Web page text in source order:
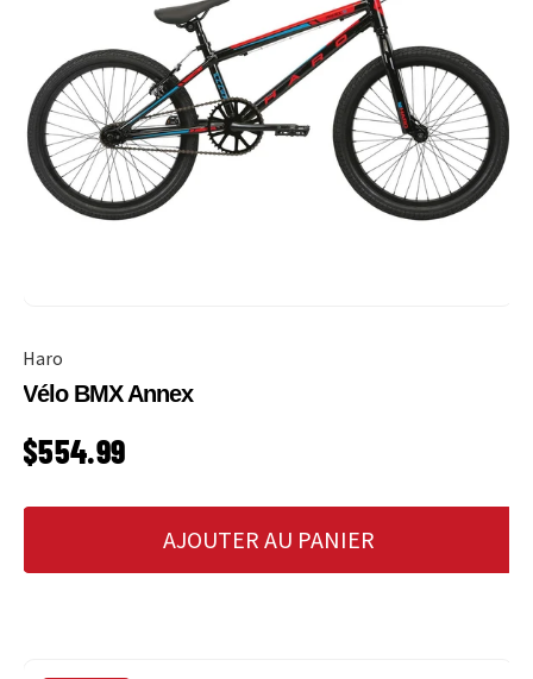
Haro
Vélo BMX Annex
PRIX HABITUEL
$554.99
AJOUTER AU PANIER